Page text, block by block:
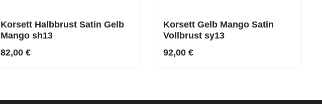
Korsett Halbbrust Satin Gelb
Mango sh13
82,00 €
Korsett Gelb Mango Satin
Vollbrust sy13
92,00 €